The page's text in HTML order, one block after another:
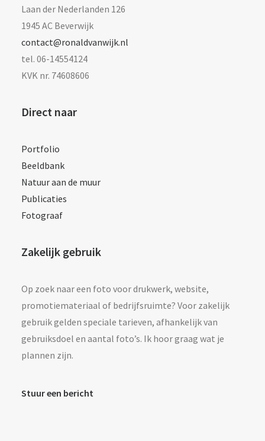
Laan der Nederlanden 126
1945 AC Beverwijk
contact@ronaldvanwijk.nl
tel. 06-14554124
KVK nr. 74608606
Direct naar
Portfolio
Beeldbank
Natuur aan de muur
Publicaties
Fotograaf
Zakelijk gebruik
Op zoek naar een foto voor drukwerk, website,
promotiemateriaal of bedrijfsruimte? Voor zakelijk
gebruik gelden speciale tarieven, afhankelijk van
gebruiksdoel en aantal foto’s. Ik hoor graag wat je
plannen zijn.
Stuur een bericht